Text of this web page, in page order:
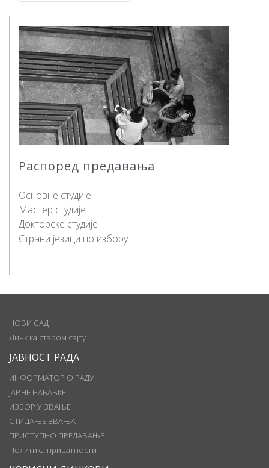
Распоред предавања
Основне студије
Мастер студије
Докторске студије
Страни језици по избору
НОВИ САД
Линк ка старом сајту
ЈАВНОСТ РАДА
ИНФОРМАТОР О РАДУ
ЈАВНЕ НАБАВКЕ
ИЗБОР У ЗВАЊЕ
СТИЦАЊЕ ЗВАЊА
ПРИСТУПНО ПРЕДАВАЊЕ
Политика приватности